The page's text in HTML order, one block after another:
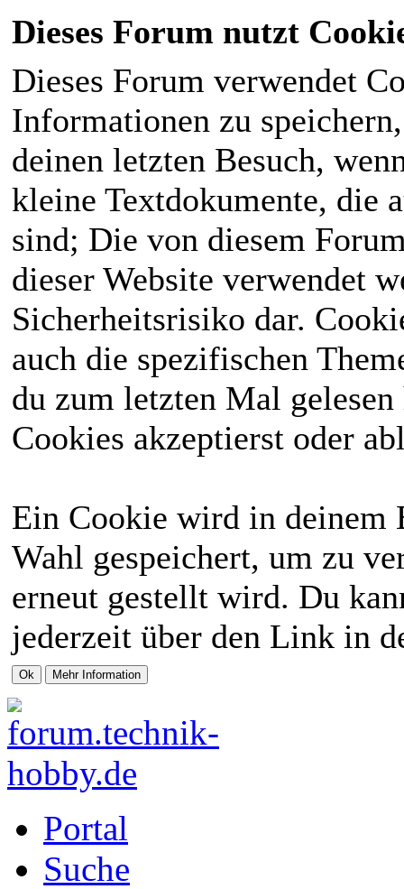
Dieses Forum nutzt
Dieses Forum verwendet
Informationen zu
deinen letzten Besuch,
kleine Textdokumente, die
sind; Die von diesem
dieser Website verwendet
Sicherheitsrisiko dar.
auch die spezifischen
du zum letzten Mal
Cookies akzeptierst oder
Ein Cookie wird in deinem
Wahl gespeichert, um zu
erneut gestellt wird. Du
jederzeit über den Link in
Portal
Suche